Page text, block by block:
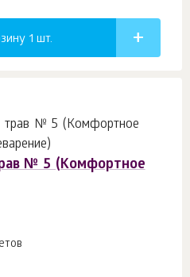
1 шт.
№ 5 (Комфортное